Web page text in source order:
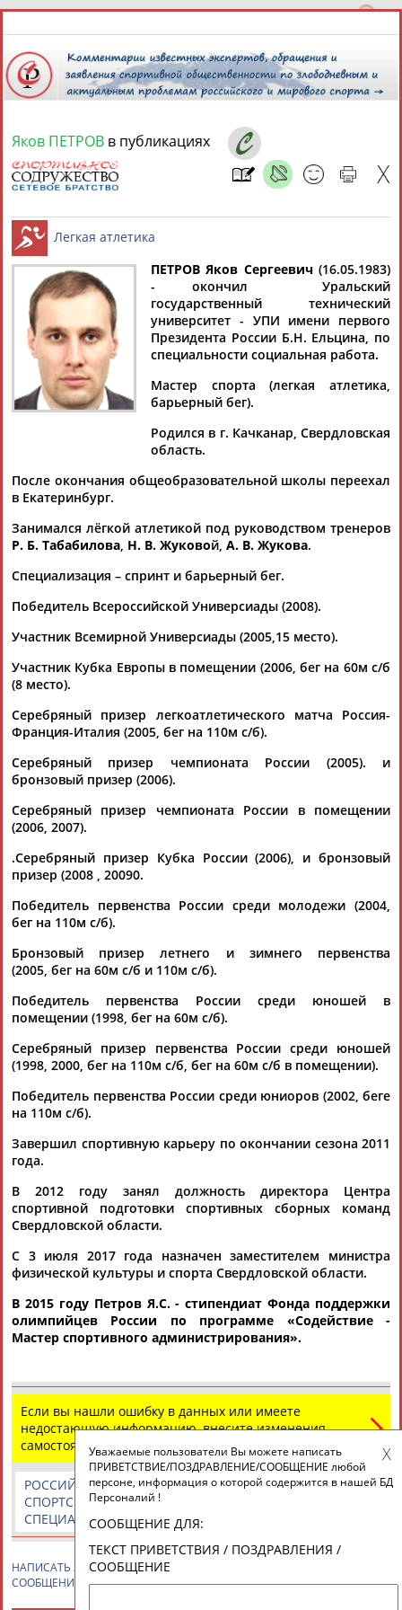
8 августа 2026 года,
СПОРТСМЕНЫ, ТРЕНЕРЫ И СПЕЦИАЛИСТЫ
Найдено: 13181персон Расширенный поиск
Аслаудин
АБАЕВ
Елена
АБАИМОВА
АБАКУМОВА
АБАЛАКИНА
Дмитрий
АБАРЕНОВ
Тамилла
АБАСОВА
Рамазан
Ростом
Флюра
АББАТЕ-
Татьяна
АББЯСОВА
Акжана
АБДИКАРИМОВААБДРАХМАНОВ
АБДРАХМАНОВАБДРАХМАНОВААБДУВАЛИЕВ
АБДУЛАЕВ
Рамазан
АБДУЛАЕВ
АБДУЛАЕВ
Камиль
АБДУЛАЗИЗОВАБДУЛБЕКОВ
Камалудин
АБДУЛДАУДОВ
Абдула
Магомед
Назир
24 персон из 13181
ЕЩЁ ПЕРСОНЫ
ТАБЛО АКТИВНОСТИ
ЦЕЛИ ПРОЕКТА КОНТАКТЫ НАШИ КНОПКИ
Вопросы сотрудничества и совместной деятельности
Адресов в новостной рассылке: 996
Подпишись
Яков ПЕТРОВ в публикациях
Легкая атлетика
ПЕТРОВ Яков Сергеевич(16.05.1983)
- окончил Уральский
государственный технический
университет - УПИ имени первого
Президента России Б.Н. Ельцина, по
специальности социальная работа.
Мастер спорта (легкая атлетика,
барьерный бег).
Родился в г. Качканар, Свердловская
область.
После окончания общеобразовательной школы переехал
в Екатеринбург.
Занимался лёгкой атлетикой под руководством тренеров
Р. Б. Табабилова, Н. В. Жуковой, А. В. Жукова.
Специализация – спринт и барьерный бег.
Победитель Всероссийской Универсиады (2008).
Участник Всемирной Универсиады (2005,15 место).
Участник Кубка Европы в помещении (2006, бег на 60м с/б
(8 место).
Серебряный призер легкоатлетического матча Россия-
Франция-Италия (2005, бег на 110м с/б).
Серебряный призер чемпионата России (2005). и
бронзовый призер (2006).
Серебряный призер чемпионата России в помещении
(2006, 2007).
.Серебряный призер Кубка России (2006), и бронзовый
призер (2008 , 20090.
Победитель первенства России среди молодежи (2004,
бег на 110м с/б).
Бронзовый призер летнего и зимнего первенства
(2005, бег на 60м с/б и 110м с/б).
Победитель первенства России среди юношей в
помещении (1998, бег на 60м с/б).
Серебряный призер первенства России среди юношей
(1998, 2000, бег на 110м с/б, бег на 60м с/б в помещении).
Победитель первенства России среди юниоров (2002, беге
на 110м с/б).
Завершил спортивную карьеру по окончании сезона 2011
года.
В 2012 году занял должность директора Центра
спортивной подготовки спортивных сборных команд
Свердловской области.
С 3 июля 2017 года назначен заместителем министра
физической культуры и спорта Свердловской области.
В 2015 году Петров Я.С. - стипендиат Фонда поддержки
олимпийцев России по программе «Содействие -
Мастер спортивного администрирования».
Если вы нашли ошибку в данных или имеете
недостающую информацию, внесите изменения
самостоятельно
СПОРТИВНЫЕ
РОССИЙСКИЕ
СПОРТИВНЫЕ
ОРГАНИЗАЦИИ
РОССИЙСКИЕ
СПОРТСМЕНЫ,
СПЕЦИАЛИСТЫ
НАПИСАТЬ Яков ПЕТРОВПРИВЕТСТВИЕ / ПОЗДРАВЛЕНИЕ /
СООБЩЕНИЕ
Уважаемые пользователи Вы можете написать
ПРИВЕТСТВИЕ/ПОЗДРАВЛЕНИЕ/СООБЩЕНИЕ любой
персоне, информация о которой содержится в нашей БД
Персоналий !
СООБЩЕНИЕ ДЛЯ:
ТЕКСТ ПРИВЕТСТВИЯ / ПОЗДРАВЛЕНИЯ /
СООБЩЕНИЕ